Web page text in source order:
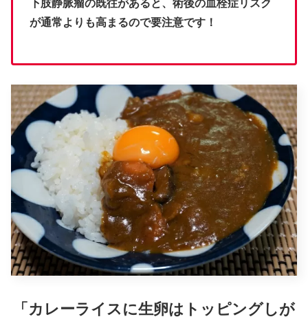
下肢静脈瘤の既往があると、術後の血栓症リスク
が通常よりも高まるので要注意です！
「カレーライスに生卵はトッピングしが